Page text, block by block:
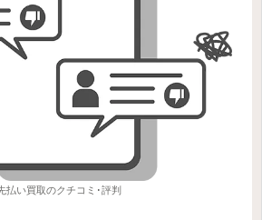
払い買取のクチコミ･評判